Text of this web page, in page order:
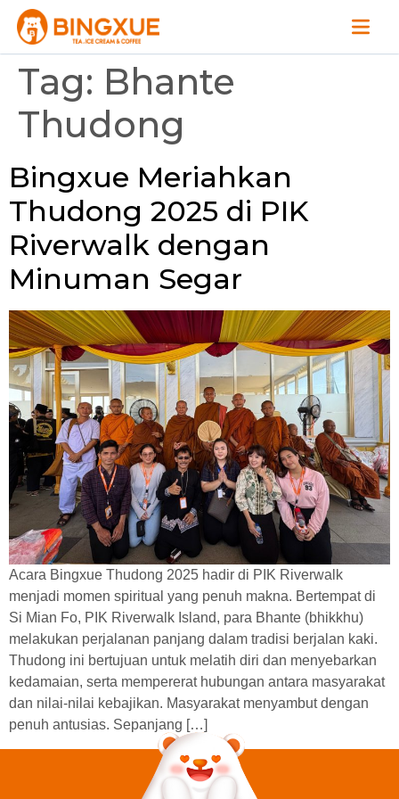
Tag: Bhante
Thudong
Bingxue Meriahkan
Thudong 2025 di PIK
Riverwalk dengan
Minuman Segar
Acara Bingxue Thudong 2025 hadir di PIK Riverwalk
menjadi momen spiritual yang penuh makna. Bertempat di
Si Mian Fo, PIK Riverwalk Island, para Bhante (bhikkhu)
melakukan perjalanan panjang dalam tradisi berjalan kaki.
Thudong ini bertujuan untuk melatih diri dan menyebarkan
kedamaian, serta mempererat hubungan antara masyarakat
dan nilai-nilai kebajikan. Masyarakat menyambut dengan
penuh antusias. Sepanjang […]